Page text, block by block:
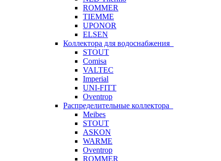
ROMMER
TIEMME
UPONOR
ELSEN
Коллектора для водоснабжения
STOUT
Comisa
VALTEC
Imperial
UNI-FITT
Oventrop
Распределительные коллектора
Meibes
STOUT
ASKON
WARME
Oventrop
ROMMER